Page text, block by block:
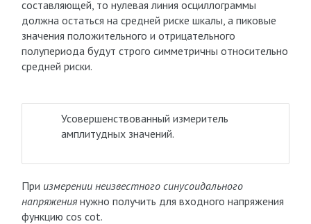
составляющей, то нулевая линия осциллограммы
должна остаться на средней риске шкалы, а пиковые
значения положительного и отрицательного
полупериода будут строго симметричны относительно
средней риски.
Усовершенствованный измеритель
амплитудных значений.
При измерении неизвестного синусоидального
напряжениянужно получить для входного напряжения
функцию cos cot.